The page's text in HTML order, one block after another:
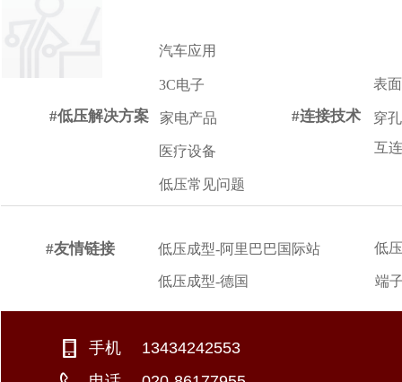
#低压解决方案
汽车应用
医疗设备
家电产品
3C电子
低压常见问题
#连接技术
表
互
穿
手机：
+886-2-26981766
13434242553
#友情链接 低压成型-阿里巴巴国际站 低
低压成型-德国 端